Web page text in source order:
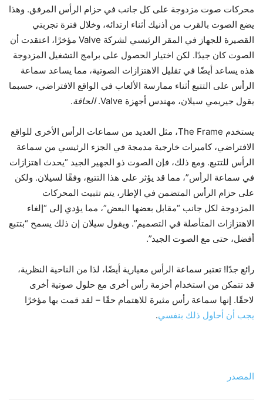
محركات صوت مزدوجة على كل جانب في حزام الرأس المرفق. وهذا
يضع الصوت بالقرب من أذنيك أثناء ارتدائه، وخلال فترة تجربتي
القصيرة للجهاز في المقر الرئيسي لشركة Valve مؤخرًا، اعتقدت أن
الصوت كان جيدًا. لكن اختيار الحصول على برامج التشغيل المزدوجة
هذه يساعد أيضًا في تقليل الاهتزازات الصوتية، مما يساعد سماعة
الرأس على التتبع أثناء ممارسة الألعاب في الواقع الافتراضي، حسبما
يقول جيريمي سيلان، مهندس أجهزة Valve.
الحافة.
يستخدم The Frame، مثل العديد من سماعات الرأس الأخرى للواقع
الافتراضي، كاميرات خارجية مدمجة في الجزء الرئيسي من سماعة
الرأس للتتبع. ومع ذلك، فإن الصوت ذو الجهير الجيد “يحدث اهتزازات
في سماعة الرأس”، مما قد يؤثر على هذا التتبع، وفقًا لسيلان. ولكن
على حزام الرأس المتضمن في الإطار، يتم تثبيت المحركات
المزدوجة لكل جانب “مقابل بعضها البعض”، مما يؤدي إلى “إلغاء
الاهتزازات المتأصلة في التصميم”. ويقول سيلان إن ذلك يسمح “بتتبع
أفضل، حتى مع الصوت الجيد”.
رائع جدًا! تعتبر سماعة الرأس معيارية أيضًا، لذا من الناحية النظرية،
قد تتمكن من استخدام أحزمة رأس أخرى مع حلول صوتية أخرى
لاحقًا. إنها سماعة رأس مثيرة للاهتمام حقًا – لقد قمت بها مؤخرًا
يجب أن أحاول ذلك بنفسي.
المصدر